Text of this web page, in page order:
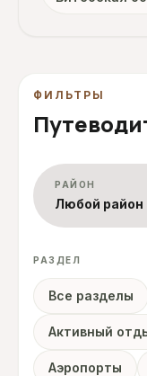
ФИЛЬТРЫ
РАЙОН
Любой район
РАЗДЕЛ
Все разделы
Активный
Аэропорты